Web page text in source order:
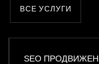
ВСЕ УСЛУГИ
SEO